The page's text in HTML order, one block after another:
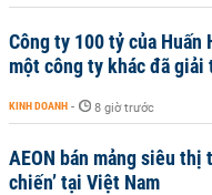
Công ty 100 tỷ của Huấn
một công ty khác đã giải
KINH DOANH - 8 giờ trước
AEON bán mảng siêu thị
chiến’ tại Việt Nam